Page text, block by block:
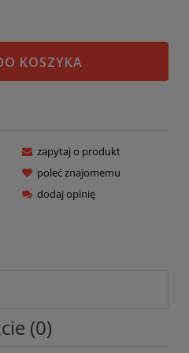
KOSZYKA
zapytaj o produkt
poleć znajomemu
dodaj opinię
(0)